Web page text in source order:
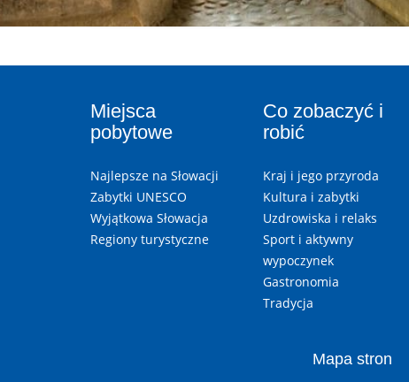
Miejsca
pobytowe
Najlepsze na Słowacji
Zabytki UNESCO
Wyjątkowa Słowacja
Regiony turystyczne
Co zobaczyć i
robić
Kraj i jego przyroda
Kultura i zabytki
Uzdrowiska i relaks
Sport i aktywny
wypoczynek
Gastronomia
Tradycja
Mapa stron